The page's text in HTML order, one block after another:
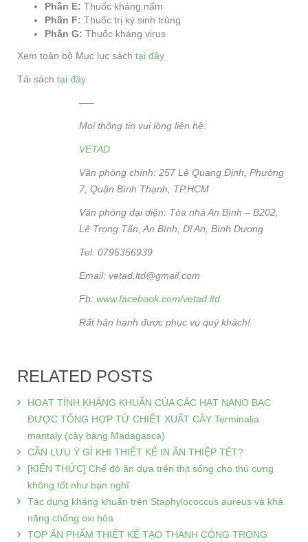
Phần E: Thuốc kháng nấm
Phần F: Thuốc trị ký sinh trùng
Phần G: Thuốc kháng virus
Xem toàn bộ Mục lục sách tại đây
Tải sách tại đây
—–
Mọi thông tin vui lòng liên hệ:
VETAD
Văn phòng chính: 257 Lê Quang Định, Phường
7, Quận Bình Thạnh, TP.HCM
Văn phòng đại diện: Tòa nhà An Bình – B202,
Lê Trọng Tấn, An Bình, Dĩ An, Bình Dương
Tel: 0795356939
Email: vetad.ltd@gmail.com
Fb: www.facebook.com/vetad.ltd
Rất hân hạnh được phục vụ quý khách!
RELATED POSTS
HOẠT TÍNH KHÁNG KHUẨN CỦA CÁC HẠT NANO BẠC
ĐƯỢC TỔNG HỢP TỪ CHIẾT XUẤT CÂY Terminalia
mantaly (cây bàng Madagasca)
CẦN LƯU Ý GÌ KHI THIẾT KẾ IN ẤN THIỆP TẾT?
[KIẾN THỨC] Chế độ ăn dựa trên thịt sống cho thú cưng
không tốt như bạn nghĩ
Tác dụng kháng khuẩn trên Staphylococcus aureus và khả
năng chống oxi hóa
TOP ẤN PHẨM THIẾT KẾ TẠO THÀNH CÔNG TRONG